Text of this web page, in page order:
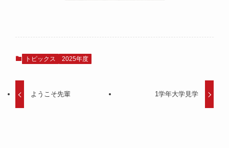
トピックス 2025年度
ようこそ先輩 1学年大学見学